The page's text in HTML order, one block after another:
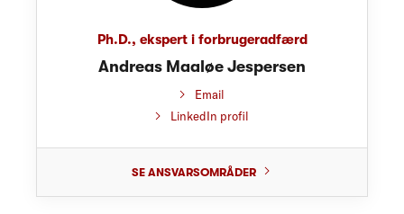
Ph.D., ekspert i forbrugeradfærd
Andreas Maaløe Jespersen
Email
LinkedIn profil
SE ANSVARSOMRÅDER